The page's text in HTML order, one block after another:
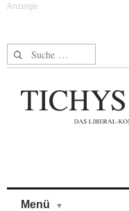
Suche nach:
Menü